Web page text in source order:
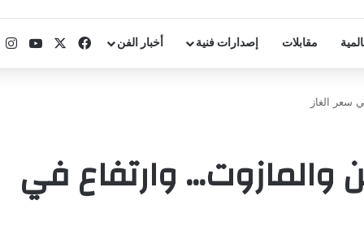
مقابلات إصدارات فنية أخبار الفن فيسبوك
‫X
سعر الغاز
والمازوت… وارتفاع في